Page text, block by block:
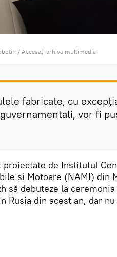
/ Accesați arhiva multimedia
fabricate, cu
vor fi
proiectate de Institutul
și Motoare (NAMI) din
să debuteze la
Rusia din acest an, dar